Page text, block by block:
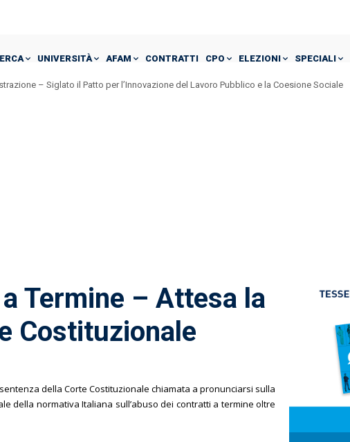
UNIVERSITÀ AFAM CONTRATTI CPO ELEZIONI SPECIALI
– Siglato il Patto per l’Innovazione del Lavoro Pubblico e la Coesione Sociale
Termine – Attesa la
Costituzionale
della Corte Costituzionale chiamata a pronunciarsi sulla
della normativa Italiana sull’abuso dei contratti a termine oltre